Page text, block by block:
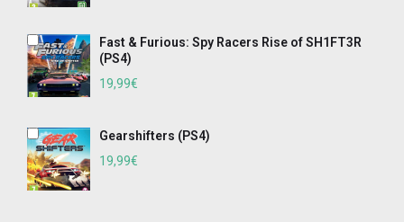
Fast & Furious: Spy Racers Rise of SH1FT3R
(PS4)
19,99€
Gearshifters (PS4)
19,99€